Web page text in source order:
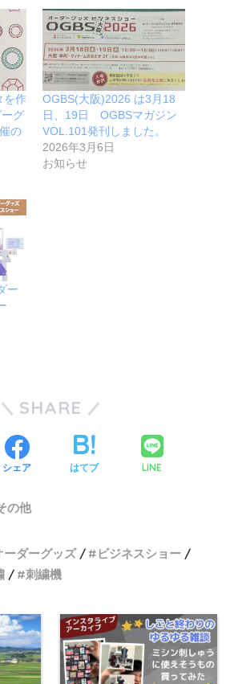
を作
グ
の
OGBS(大阪)2026 は3月18
日、19日 OGBSマガジン
VOL.101発刊しました。
2026年3月6日
お知らせ
ー
SHARE
シェア はてブ LINE
の他
ーダーグッズ
ビジネスショー
刺繍機